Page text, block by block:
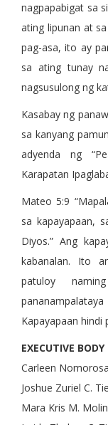
nagpapabigat sa
ating lipunan at
pag-asa, ito ay
sa ating tunay
nagsusulong ng
Kasabay ng
sa kanyang
adyenda ng
Karapatan
Mateo 5:9
sa kapayapaan,
Diyos.” Ang
kabanalan. Ito
patuloy
Kapayapaan hindi
EXECUTIVE BODY
Carleen Nomorosa
Joshue Zuriel C.
Mara Kris M.